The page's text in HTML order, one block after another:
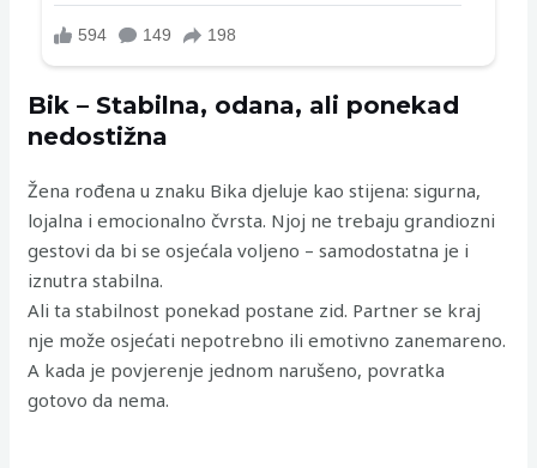
Bik – Stabilna, odana, ali ponekad
nedostižna
Žena rođena u znaku Bika djeluje kao stijena: sigurna,
lojalna i emocionalno čvrsta. Njoj ne trebaju grandiozni
gestovi da bi se osjećala voljeno – samodostatna je i
iznutra stabilna.
Ali ta stabilnost ponekad postane zid. Partner se kraj
nje može osjećati nepotrebno ili emotivno zanemareno.
A kada je povjerenje jednom narušeno, povratka
gotovo da nema.